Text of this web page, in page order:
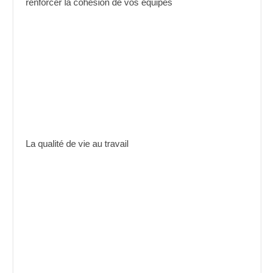
renforcer la cohésion de vos équipes
La qualité de vie au travail